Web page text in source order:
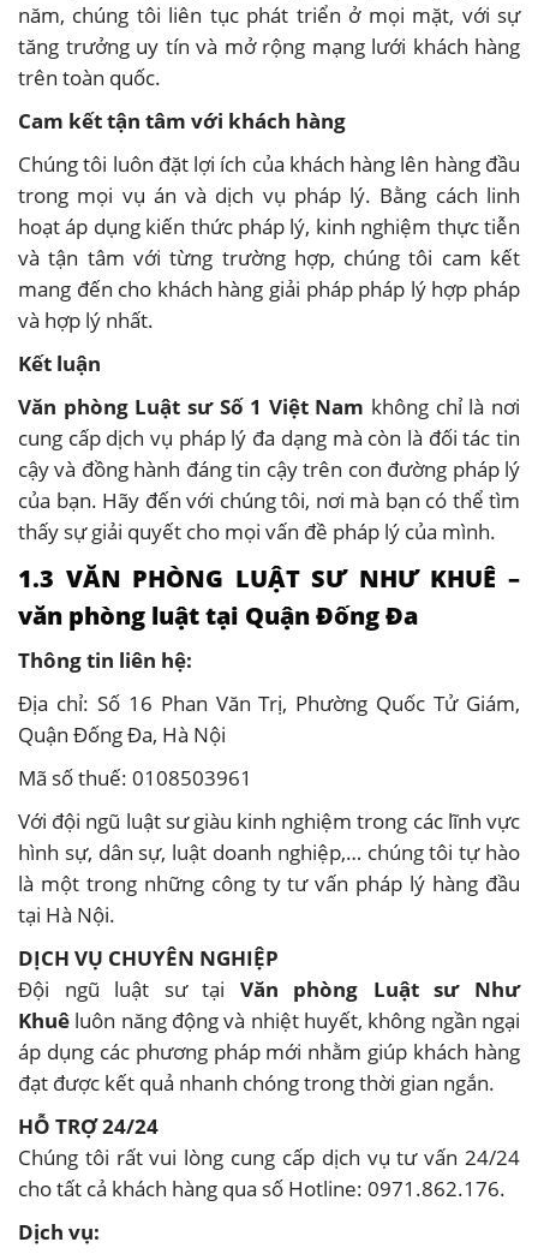
năm, chúng tôi liên tục phát triển ở mọi mặt, với sự
tăng trưởng uy tín và mở rộng mạng lưới khách hàng
trên toàn quốc.
Cam kết tận tâm với khách hàng
Chúng tôi luôn đặt lợi ích của khách hàng lên hàng đầu
trong mọi vụ án và dịch vụ pháp lý. Bằng cách linh
hoạt áp dụng kiến thức pháp lý, kinh nghiệm thực tiễn
và tận tâm với từng trường hợp, chúng tôi cam kết
mang đến cho khách hàng giải pháp pháp lý hợp pháp
và hợp lý nhất.
Kết luận
Văn phòng Luật sư Số 1 Việt Nam không chỉ là nơi
cung cấp dịch vụ pháp lý đa dạng mà còn là đối tác tin
cậy và đồng hành đáng tin cậy trên con đường pháp lý
của bạn. Hãy đến với chúng tôi, nơi mà bạn có thể tìm
thấy sự giải quyết cho mọi vấn đề pháp lý của mình.
1.3 VĂN PHÒNG LUẬT SƯ NHƯ KHUÊ –
văn phòng luật tại Quận Đống Đa
Thông tin liên hệ:
Địa chỉ: Số 16 Phan Văn Trị, Phường Quốc Tử Giám,
Quận Đống Đa, Hà Nội
Mã số thuế: 0108503961
Với đội ngũ luật sư giàu kinh nghiệm trong các lĩnh vực
hình sự, dân sự, luật doanh nghiệp,… chúng tôi tự hào
là một trong những công ty tư vấn pháp lý hàng đầu
tại Hà Nội.
DỊCH VỤ CHUYÊN NGHIỆP
Đội ngũ luật sư tại Văn phòng Luật sư Như
Khuê luôn năng động và nhiệt huyết, không ngần ngại
áp dụng các phương pháp mới nhằm giúp khách hàng
đạt được kết quả nhanh chóng trong thời gian ngắn.
HỖ TRỢ 24/24
Chúng tôi rất vui lòng cung cấp dịch vụ tư vấn 24/24
cho tất cả khách hàng qua số Hotline: 0971.862.176.
Dịch vụ: